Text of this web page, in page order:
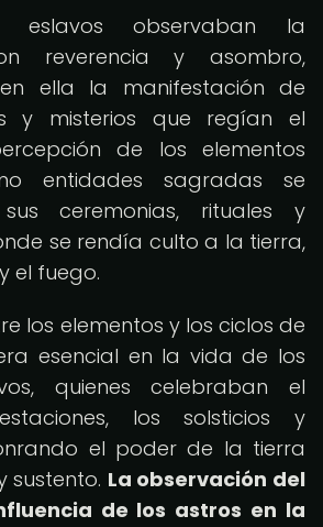
eslavos observaban la
reverencia y asombro,
ella la manifestación de
y misterios que regían el
de los elementos
entidades sagradas se
ceremonias, rituales y
se rendía culto a la tierra,
el fuego.
los elementos y los ciclos de
esencial en la vida de los
quienes celebraban el
los solsticios y
el poder de la tierra
sustento. La observación del
de los astros en la